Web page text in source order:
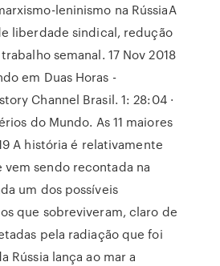
leninismo na RússiaA
liberdade sindical, redução
semanal. 17 Nov 2018
em Duas Horas -
Channel Brasil. 1: 28:04 ·
do Mundo. As 11 maiores
A história é relativamente
sendo recontada na
um dos possíveis
que sobreviveram, claro de
pela radiação que foi
Rússia lança ao mar a